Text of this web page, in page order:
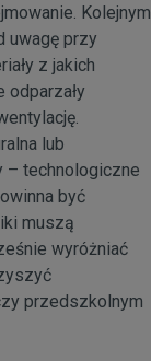
Kolejnym
uwagę przy
z jakich
odparzały
lub
– technologiczne
być
muszą
wyróżniać
przedszkolnym